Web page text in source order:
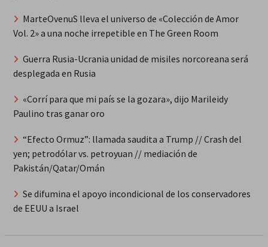
MarteOvenuS lleva el universo de «Colección de Amor
Vol. 2» a una noche irrepetible en The Green Room
Guerra Rusia-Ucrania unidad de misiles norcoreana será
desplegada en Rusia
«Corrí para que mi país se la gozara», dijo Marileidy
Paulino tras ganar oro
“Efecto Ormuz”: llamada saudita a Trump // Crash del
yen; petrodólar vs. petroyuan // mediación de
Pakistán/Qatar/Omán
Se difumina el apoyo incondicional de los conservadores
de EEUU a Israel